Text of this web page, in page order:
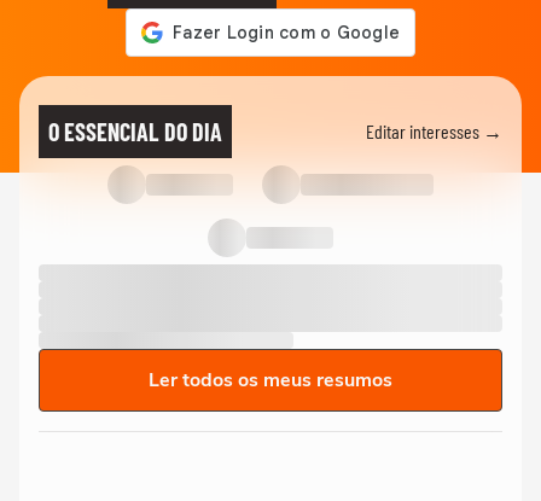
O ESSENCIAL DO DIA Editar interesses →
Ler todos os meus resumos